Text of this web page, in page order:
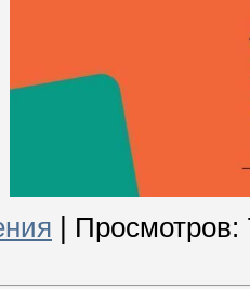
Просмотров: